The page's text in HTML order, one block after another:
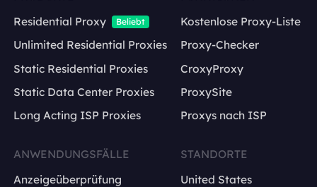
Residential Proxy
Beliebt
Unlimited Residential Proxies
Static Residential Proxies
Static Data Center Proxies
Long Acting ISP Proxies
Kostenlose Proxy-Liste
Proxy-Checker
CroxyProxy
ProxySite
Proxys nach ISP
ANWENDUNGSFÄLLE
Anzeigeüberprüfung
STANDORTE
United States